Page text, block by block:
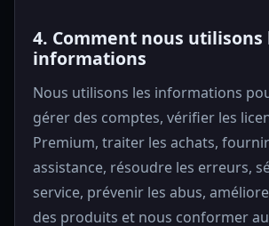
4. Comment nous utilisons
informations
Nous utilisons les informations
gérer des comptes, vérifier les
Premium, traiter les achats,
assistance, résoudre les erreurs,
service, prévenir les abus,
des produits et nous conformer